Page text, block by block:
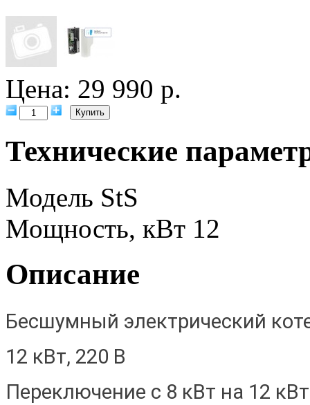
Цена: 29 990 р.
Технические
Модель StS
Мощность, кВт 12
Описание
Бесшумный электрический
12 кВт, 220 В
Переключение с 8 кВт на 12 кВт